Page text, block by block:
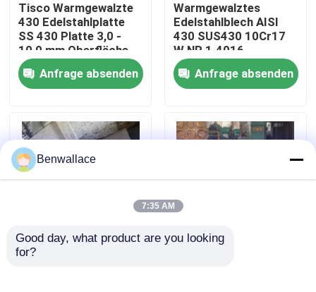
Über uns
Werksbesichtigung
Kontakt mit uns
Rechtssachen
Tisco Warmgewalzte
430 Edelstahlplatte
SS 430 Platte 3,0 -
10,0 mm Oberfläche
Nr. 1
Anfrage absenden
Warmgewalztes
Edelstahlblech AISI
430 SUS430 10Cr17
W.NR 1.4016
10*1500*6000
Oberfläche NO.1
Anfrage absenden
Wärmebeständige
Benwallace
7:35 AM
Good day, what product are you looking
for?